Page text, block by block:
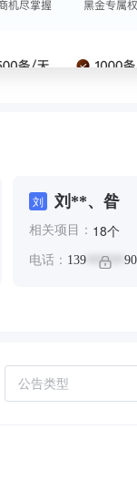
刘 刘**、昝
相关项目： 18个
电话： 139 ****** 90